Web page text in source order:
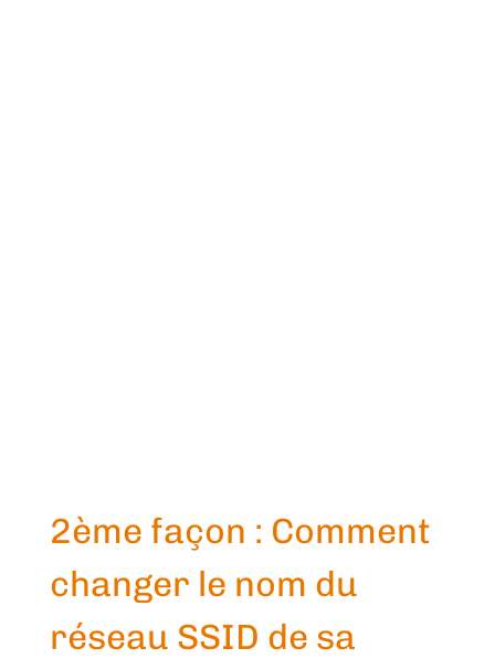
2ème façon : Comment
changer le nom du
réseau SSID de sa